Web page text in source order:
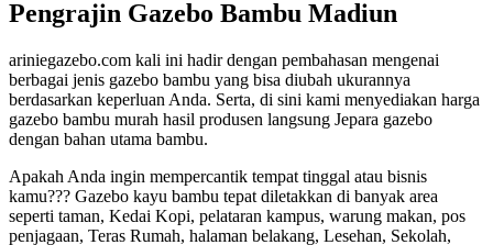
Pengrajin Gazebo Bambu Madiun
ariniegazebo.com kali ini hadir dengan pembahasan mengenai
berbagai jenis gazebo bambu yang bisa diubah ukurannya
berdasarkan keperluan Anda. Serta, di sini kami menyediakan harga
gazebo bambu murah hasil produsen langsung Jepara gazebo
dengan bahan utama bambu.
Apakah Anda ingin mempercantik tempat tinggal atau bisnis
kamu??? Gazebo kayu bambu tepat diletakkan di banyak area
seperti taman, Kedai Kopi, pelataran kampus, warung makan, pos
penjagaan, Teras Rumah, halaman belakang, Lesehan, Sekolah,